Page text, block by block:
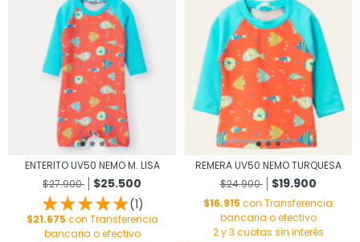
ENTERITO UV50 NEMO M. LISA
$27.900
$25.500
(1)
$21.675 con Transferencia
bancaria o efectivo
REMERA UV50 NEMO TURQUESA
$24.900
$19.900
$16.915 con Transferencia
bancaria o efectivo